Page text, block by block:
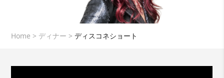
Home > ディナー >ディスコネショート